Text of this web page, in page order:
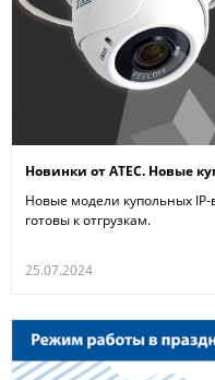
Новинки от ATEC. Новые
Новые модели купольных
готовы к отгрузкам.
25.07.2024